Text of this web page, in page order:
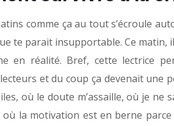
comme ça au tout s’écroule
te parait insupportable. Ce matin,
en réalité. Bref, cette lectrice
et du coup ça devenait une
où le doute m’assaille, où je
la motivation est en berne